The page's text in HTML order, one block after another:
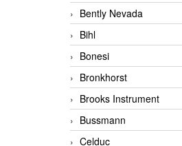
Bently Nevada
Bihl
Bonesi
Bronkhorst
Brooks Instrument
Bussmann
Celduc